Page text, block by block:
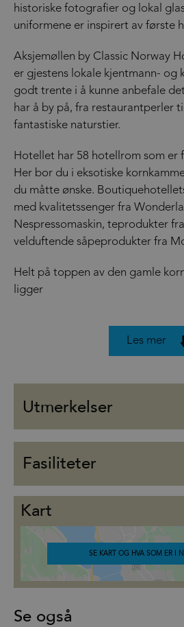
historiske fotografier og lokal
uniformene er inspirert av første
Aksjemøllen by Classic Norway
er gjestens lokale kjentmann- og
godt trente i å kunne anbefale
har å by på, fra restaurantperler
fantastiske naturstier.
Hotellet har 58 hotellrom som er
Her bor du i eksotiske
du måtte ønske.
med kvalitetssenger fra
Nespressomaskin, teprodukter
velduftende såpeprodukter fra
Helt på toppen av den gamle
ligger
Les mer
Utmerkelser
Fasiliteter
Kart
SE KART OG HVA SOM ER I
Se også